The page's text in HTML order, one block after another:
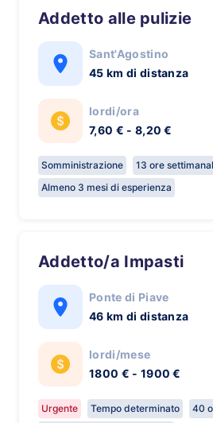
Addetto alle pulizie
Sant'Agostino
45 km di distanza
lordi/ora
7,60 € - 8,20 €
Somministrazione
13 ore
Almeno 3 mesi di esperienza
Addetto/a Impasti
Ponte di Piave
46 km di distanza
lordi/mese
1800 € - 1900 €
Urgente Tempo determinato 40